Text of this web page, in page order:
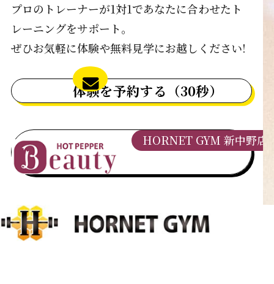
プロのトレーナーが1対1であなたに合わせたト
レーニングをサポート｡
ぜひお気軽に体験や無料見学にお越しください!
体験を予約する（30秒）
HORNET GYM 新中野店